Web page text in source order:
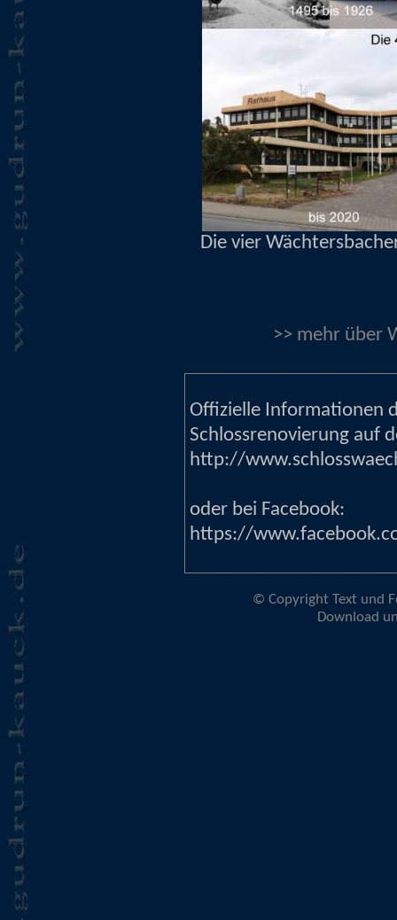
Die vier
>> mehr über
Offizielle Informationen
Schlossrenovierung auf
http://
oder bei Facebook:
https://
© Copyright Text und
Download